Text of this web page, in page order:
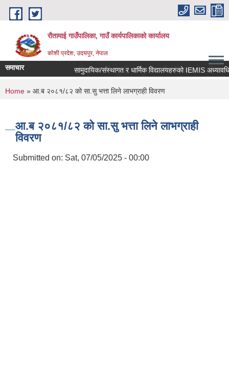
Skip to main content
रौतामाई गाउँपालिका, गाउँ कार्यपालिकाको कार्यालय
कोशी प्रदेश, उदयपुर, नेपाल
हाम्रो अभियान सबै सुखी र खुसी रहौं यहि हाम्रो पहिचान"
समाचार
You are here
Home » आ.ब २०८१/८२ को सा.सु भत्ता लिने लाभग्राही विवरण
आ.ब २०८१/८२ को सा.सु भत्ता लिने लाभग्राही
विवरण
Submitted on: Sat, 07/05/2025 - 00:00